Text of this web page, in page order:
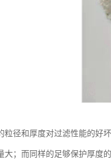
粒径和厚度对过滤性能的好
大；而同样的足够保护厚度